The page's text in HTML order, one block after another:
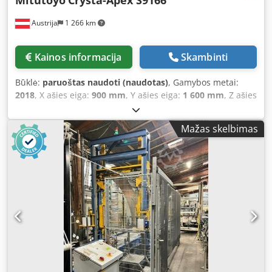
Austrija 1 266 km
Kainos informacija Skambinti
Būklė: paruoštas naudoti (naudotas), Gamybos metai:
2018, X ašies eiga: 900 mm, Y ašies eiga: 1 600 mm, Z ašies
, bendras svoris:
skaičius:3, Šis 3 ašių "Mitutoyo Crysta-Apex S9166" buvo
pagamintas 2018 m. Jis pasižymi plačiu matavimo
diapazonu: X ašis - 900 mm, Y ašis - 1600 mm, o Z ašis -
600 mm. Jame įrengtas CNC valdymas ir programinė įranga
MCOSMOS-3 CNC V4, yra "Renishaw PH10MQP R2"
indeksuojanti zondo galvutė ir skenuojančių zondų sistema
SP25M. Papildomą įrangą sudaro "eco-fix" KMM tvirtinimo
sistemos ir didelės talpos CEE maitinimo kabelis.
Apsvarstykite galimybę įsigyti šią "Mitutoyo Crysta-Apex
S9166" KMM mašiną. Susisiekite su mumis ir gaukite
daugiau informacijos. Dsdpfsydm Hksx Aggjwa • Valdymas
ir programinė įranga: CNC valdymas; MCOSMOS-3 CNC V4
Mažas skelbimas